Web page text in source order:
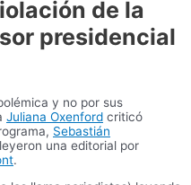
de la
presidencial
y no por sus
Juliana Oxenford criticó
Sebastián
una editorial por
.